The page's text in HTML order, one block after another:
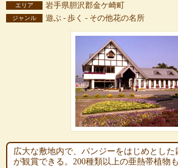
エリア 岩手県胆沢郡金ケ崎町
ジャンル 遊ぶ - 歩く - その他花の名所
広大な敷地内で、パンジーをはじめとした
が観賞できる。200種類以上の亜熱帯植物も